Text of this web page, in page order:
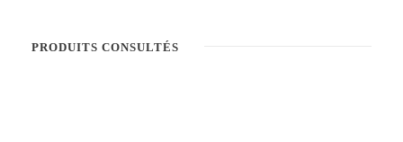
PRODUITS CONSULTÉS